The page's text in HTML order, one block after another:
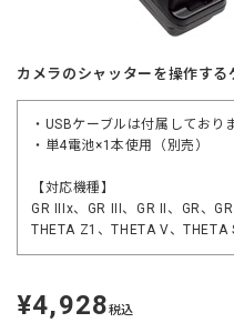
カメラのシャッターを操作する
・USBケーブルは付属しており
・単4電池×1本使用（別売）
【対応機種】
GR IIIx、GR III、GR II、GR、
THETA Z1、THETA V、THETA
定
価
¥4,928税込